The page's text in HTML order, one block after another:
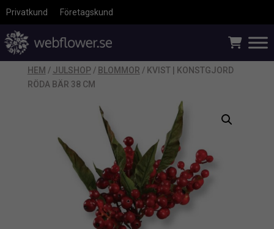
Privatkund Företagskund
HEM / JULSHOP/ BLOMMOR / KVIST | KONSTGJORD
RÖDA BÄR 38 CM